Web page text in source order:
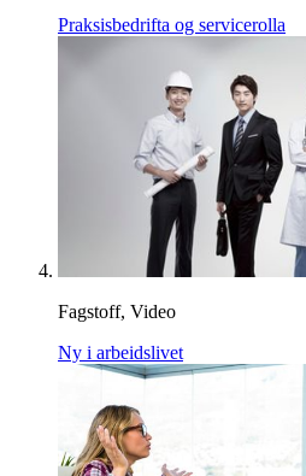
Praksisbedrifta og servicerolla
Fagstoff, Video
Ny i arbeidslivet